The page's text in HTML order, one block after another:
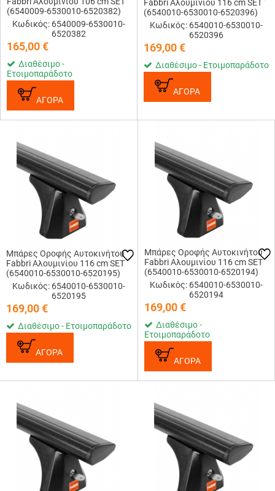
(6540009-6530010-6520382)
Κωδικός: 6540009-6530010-
6520382
165,00€
Διαθέσιμο -
Ετοιμοπαράδοτο
ΑΓΟΡΑ
Fabbri Αλουμινίου 116 cm SET
(6540010-6530010-6520396)
Κωδικός: 6540010-6530010-
6520396
169,00€
Διαθέσιμο - Ετοιμοπαράδοτο
ΑΓΟΡΑ
Μπάρες Οροφής Αυτοκινήτου
Fabbri Αλουμινίου 116 cm SET
(6540010-6530010-6520195)
Κωδικός: 6540010-6530010-
6520195
169,00€
Διαθέσιμο - Ετοιμοπαράδοτο
ΑΓΟΡΑ
Μπάρες Οροφής Αυτοκινήτου
Fabbri Αλουμινίου 116 cm SET
(6540010-6530010-6520194)
Κωδικός: 6540010-6530010-
6520194
169,00€
Διαθέσιμο -
Ετοιμοπαράδοτο
ΑΓΟΡΑ